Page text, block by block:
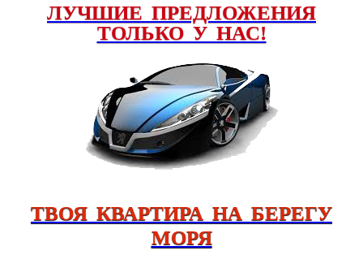
ЛУЧШИЕ ПРЕДЛОЖЕНИЯ
ТОЛЬКО У НАС!
ТВОЯ КВАРТИРА НА БЕРЕГУ
МОРЯ